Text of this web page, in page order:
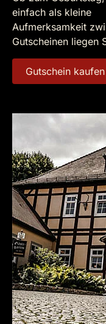
einfach als kleine
Aufmerksamkeit
Gutscheinen liegen
Gutschein kaufen